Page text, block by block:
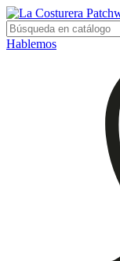
Hablemos